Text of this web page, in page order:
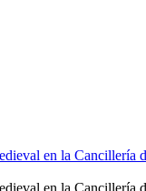
en la Cancillería
en la Cancillería